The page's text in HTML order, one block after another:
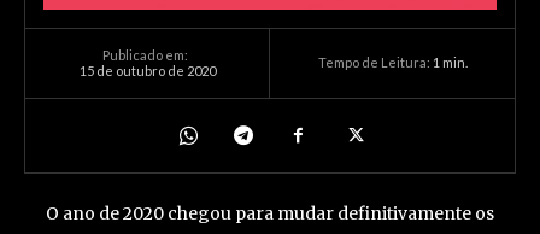
Publicado em:
15 de outubro de 2020
Tempo de Leitura: 1 min.
O ano de 2020 chegou para mudar definitivamente os